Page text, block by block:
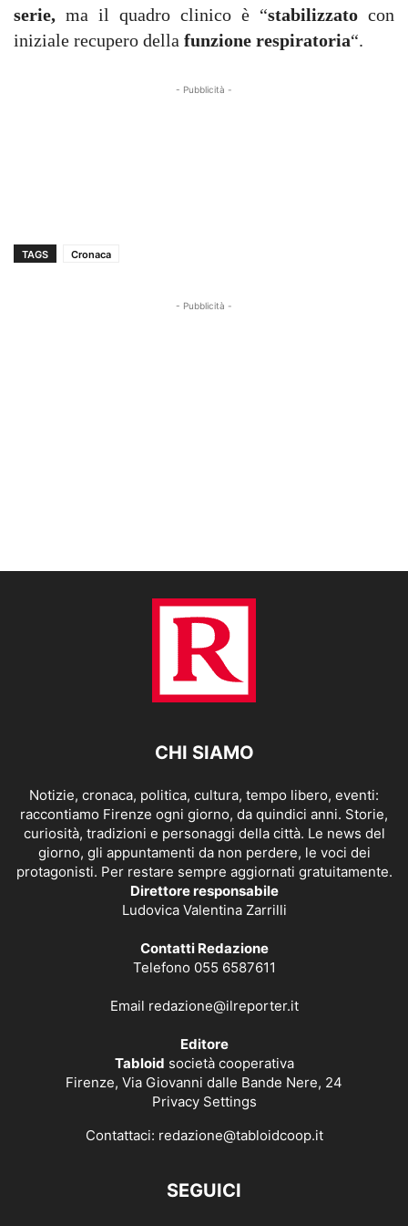
serie, ma il quadro clinico è “stabilizzato con
iniziale recupero della funzione respiratoria“.
- Pubblicità -
TAGS Cronaca
- Pubblicità -
CHI SIAMO
Notizie, cronaca, politica, cultura, tempo libero, eventi:
raccontiamo Firenze ogni giorno, da quindici anni. Storie,
curiosità, tradizioni e personaggi della città. Le news del
giorno, gli appuntamenti da non perdere, le voci dei
protagonisti. Per restare sempre aggiornati gratuitamente.
Direttore responsabile
Ludovica Valentina Zarrilli
Contatti Redazione
Telefono 055 6587611
Email redazione@ilreporter.it
Editore
Tabloid società cooperativa
Firenze, Via Giovanni dalle Bande Nere, 24
Privacy Settings
Contattaci: redazione@tabloidcoop.it
SEGUICI